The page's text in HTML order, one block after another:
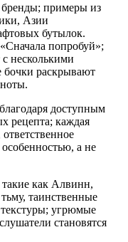
примеры из
Азии
бутылок.
попробуй»;
несколькими
бочки раскрывают
доступным
рецепта; каждая
особенностью, а не
как Алвинн,
таинственные
угрюмые
становятся